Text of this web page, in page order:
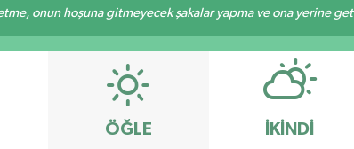
onun hoşuna gitmeyecek şakalar yapma ve ona yerine
ÖĞLE İKINDI